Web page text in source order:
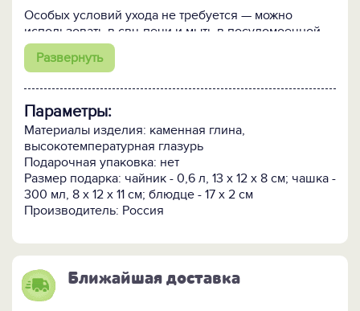
Особых условий ухода не требуется — можно
использовать в свч-печи и мыть в посудомоечной
машине.
- 2 чайные пары с чашками объемом 300 мл
Внимание! Поскольку изделие изготавливается
вручную очень малыми партиями, возможно
небольшое отличие цветовых оттенков и рисунка от
образца, представленного на фотографиях.
>>
Развернуть
Параметры:
Материалы изделия: каменная глина,
высокотемпературная глазурь
Подарочная упаковка: нет
Размер подарка: чайник - 0,6 л, 13 х 12 х 8 см; чашка -
300 мл, 8 х 12 х 11 см; блюдце - 17 х 2 см
Производитель: Россия
Ближайшая доставка